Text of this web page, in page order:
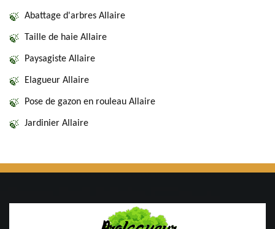
Abattage d'arbres Allaire
Taille de haie Allaire
Paysagiste Allaire
Elagueur Allaire
Pose de gazon en rouleau Allaire
Jardinier Allaire